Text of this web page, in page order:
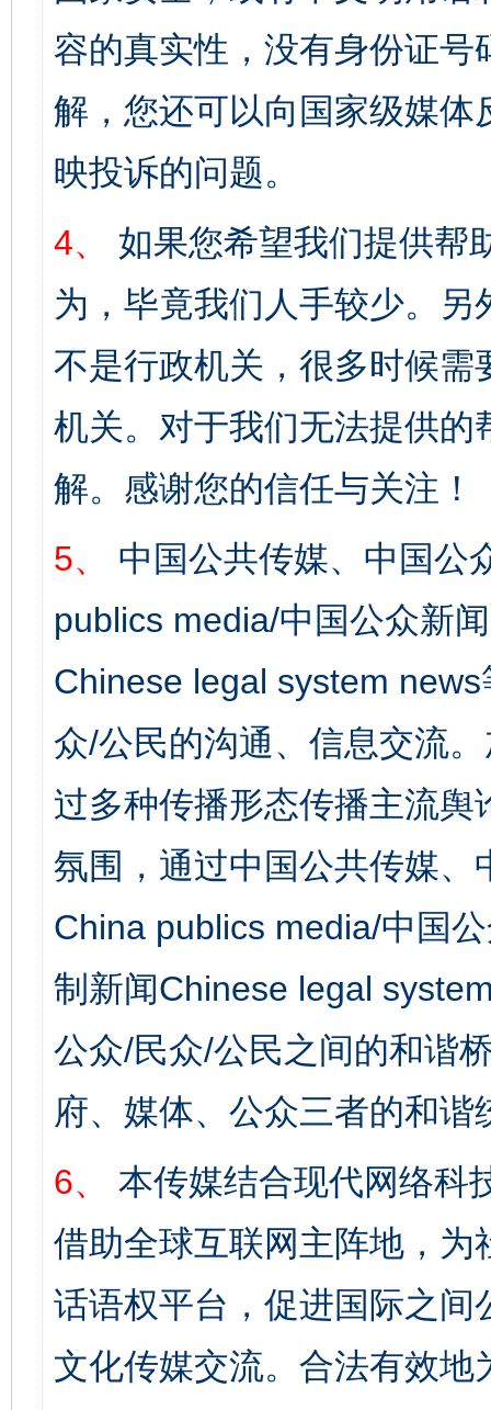
容的真实性，没有身份证
解，您还可以向国家级媒
映投诉的问题。
4、
如果您希望我们提供帮
为，毕竟我们人手较少。
不是行政机关，很多时候
机关。对于我们无法提供
解。感谢您的信任与关注！
5、
中国公共传媒、中国公
publics media/中国公众新
Chinese legal system
众/公民的沟通、信息交流
过多种传播形态传播主流
氛围，通过中国公共传媒
China publics media/中国
制新闻Chinese legal
公众/民众/公民之间的和谐
府、媒体、公众三者的和谐
6、
本传媒结合现代网络科
借助全球互联网主阵地，
话语权平台，促进国际之
文化传媒交流。合法有效地